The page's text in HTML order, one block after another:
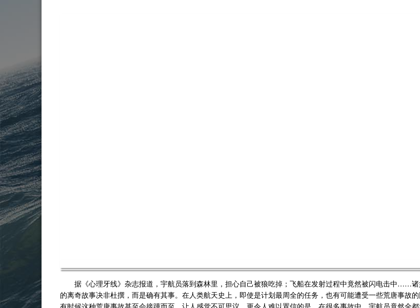
据《心理牙线》杂志报道，宇航员落到森林里，担心自己被狼吃掉；飞船在发射过程中竟然被闪电击中……
的离奇故事决非杜撰，而是确有其事。在人类航天史上，即使是计划最周全的任务，也有可能遭受一些荒唐事故的
有时候这种荒唐事故甚至会接踵而至，让人感觉不可思议。更令人难以置信的是，在很多事故中，宇航员竟然全